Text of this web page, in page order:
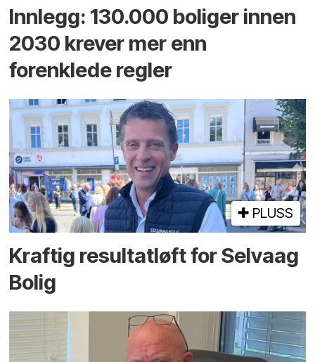
Innlegg: 130.000 boliger innen
2030 krever mer enn
forenklede regler
PLUSS
Kraftig resultatløft for Selvaag
Bolig